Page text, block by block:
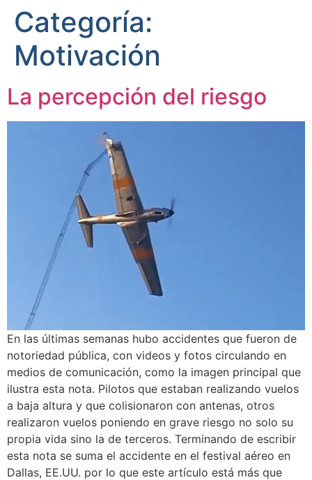
Categoría:
Motivación
La percepción del riesgo
En las últimas semanas hubo accidentes que fueron de
notoriedad pública, con videos y fotos circulando en
medios de comunicación, como la imagen principal que
ilustra esta nota. Pilotos que estaban realizando vuelos
a baja altura y que colisionaron con antenas, otros
realizaron vuelos poniendo en grave riesgo no solo su
propia vida sino la de terceros. Terminando de escribir
esta nota se suma el accidente en el festival aéreo en
Dallas, EE.UU. por lo que este artículo está más que